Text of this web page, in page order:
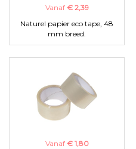
Vanaf € 2,39
Naturel papier eco tape, 48
mm breed.
Vanaf € 1,80